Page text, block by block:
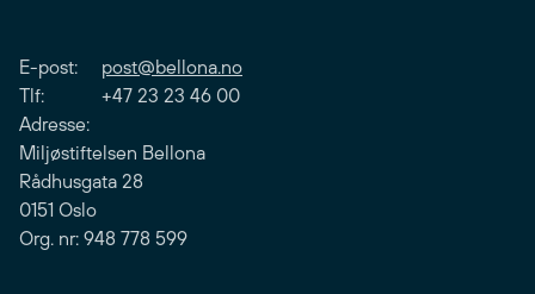
E-post: post@bellona.no
Tlf: +47 23 23 46 00
Adresse:
Miljøstiftelsen Bellona
Rådhusgata 28
0151 Oslo
Org. nr: 948 778 599